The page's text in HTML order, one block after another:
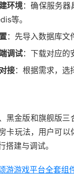
环境：确保服务
等。
：先导入数据库文
调试：下载对应的
接：根据需求，选
黑金版和旗舰版
卡玩法，用户可
搭建与调试。
游游戏平台全套组